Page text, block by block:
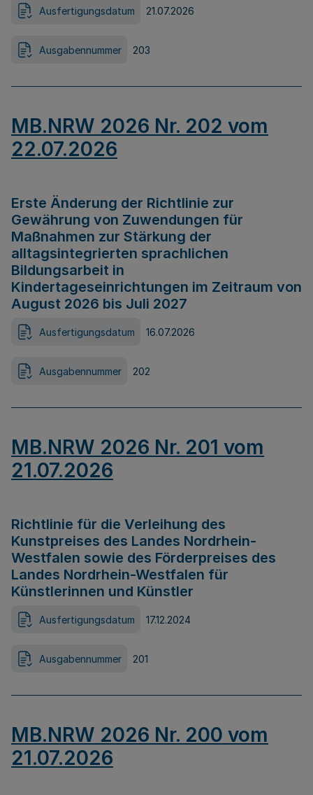
Ausfertigungsdatum 21.07.2026
Ausgabennummer 203
MB.NRW 2026 Nr. 202 vom
22.07.2026
Erste Änderung der Richtlinie zur
Gewährung von Zuwendungen für
Maßnahmen zur Stärkung der
alltagsintegrierten sprachlichen
Bildungsarbeit in
Kindertageseinrichtungen im Zeitraum von
August 2026 bis Juli 2027
Ausfertigungsdatum 16.07.2026
Ausgabennummer 202
MB.NRW 2026 Nr. 201 vom
21.07.2026
Richtlinie für die Verleihung des
Kunstpreises des Landes Nordrhein-
Westfalen sowie des Förderpreises des
Landes Nordrhein-Westfalen für
Künstlerinnen und Künstler
Ausfertigungsdatum 17.12.2024
Ausgabennummer 201
MB.NRW 2026 Nr. 200 vom
21.07.2026